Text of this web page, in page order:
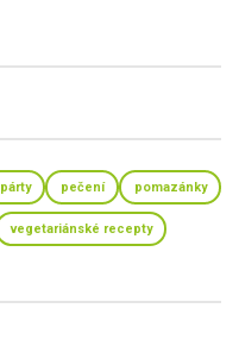
párty pečení pomazánky
vegetariánské recepty